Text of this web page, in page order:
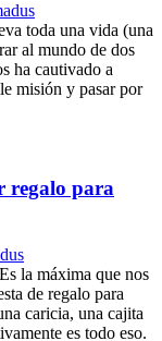
toda una vida (una
al mundo de dos
ha cautivado a
misión y pasar por
regalo para
la máxima que nos
de regalo para
caricia, una cajita
es todo eso.